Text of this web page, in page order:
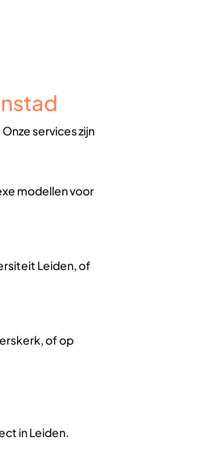
services zijn
modellen voor
Leiden, of
of op
in Leiden.